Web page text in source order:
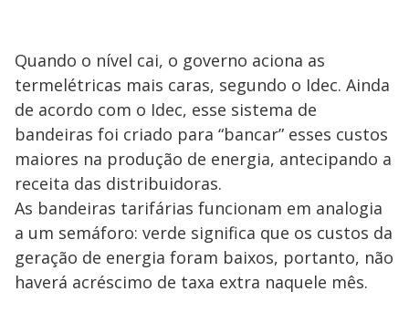
Quando o nível cai, o governo aciona as
termelétricas mais caras, segundo o Idec. Ainda
de acordo com o Idec, esse sistema de
bandeiras foi criado para “bancar” esses custos
maiores na produção de energia, antecipando a
receita das distribuidoras.
As bandeiras tarifárias funcionam em analogia
a um semáforo: verde significa que os custos da
geração de energia foram baixos, portanto, não
haverá acréscimo de taxa extra naquele mês.